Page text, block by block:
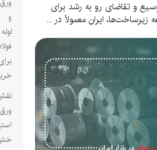
تقاضای رو به رشد برای
ایران معمولاً در ...
خریداران